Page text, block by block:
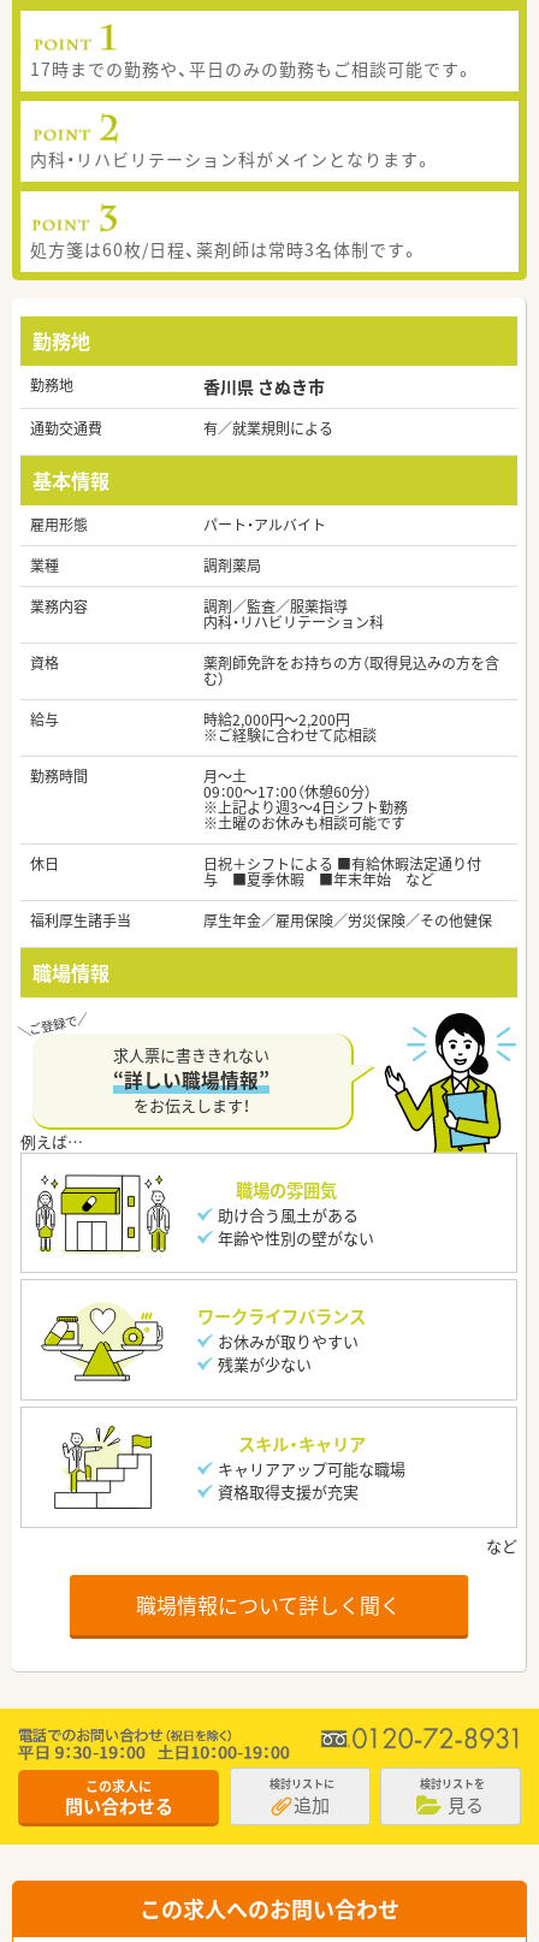
17時までの勤務や、平日のみの勤務もご相談可能です。
内科・リハビリテーション科がメインとなります。
処方箋は60枚/日程、薬剤師は常時3名体制です。
勤務地
勤務地 香川県 さぬき市
通勤交通費 有／就業規則による
基本情報
雇用形態
パート・アルバイト
業種
調剤薬局
業務内容
調剤／監査／服薬指導
内科・リハビリテーション科
資格
薬剤師免許をお持ちの方（取得見込みの方を含
む）
給与
時給2,000円～2,200円
※ご経験に合わせて応相談
勤務時間
月～土
09：00～17：00（休憩60分）
※上記より週3～4日シフト勤務
※土曜のお休みも相談可能です
休日
日祝＋シフトによる ■有給休暇法定通り付
与 ■夏季休暇 ■年末年始 など
福利厚生諸手当
厚生年金／雇用保険／労災保険／その他健保
職場情報
求人票に書ききれない
“詳しい職場情報”
をお伝えします！
職場の雰囲気
助け合う風土がある
年齢や性別の壁がない
ワークライフバランス
お休みが取りやすい
残業が少ない
スキル・キャリア
キャリアアップ可能な職場
資格取得支援が充実
職場情報について詳しく聞く
この求人に
問い合わせる
検討リストに
追加
検討リストを
見る
この求人へのお問い合わせ